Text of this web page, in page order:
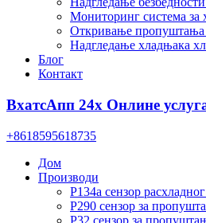
Мониторинг система за
Откривање
Надгледање хладњака
Блог
Контакт
ВхатсАпп 24х Онлине
+8618595618735
Дом
Производи
Р134а сензор
Р290 сензор за
Р32 сензор за